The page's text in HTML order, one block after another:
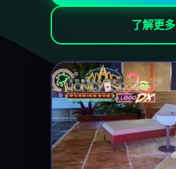
了解更多